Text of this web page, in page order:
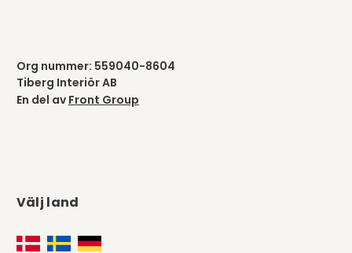
Org nummer: 559040-8604
Tiberg Interiör AB
En del av Front Group
Välj land